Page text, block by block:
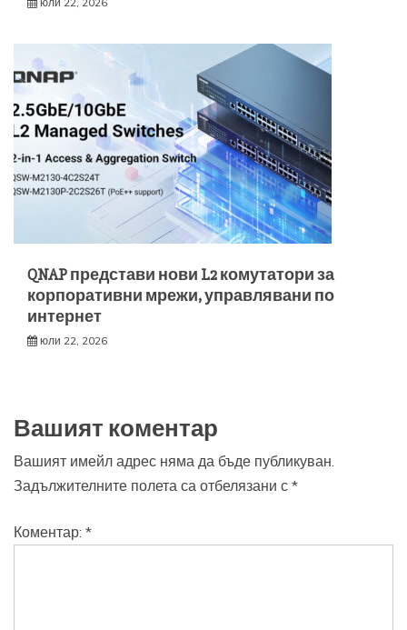
QNAP представи нови L2 комутатори за
корпоративни мрежи, управлявани по
интернет
юли 22, 2026
Вашият коментар
Вашият имейл адрес няма да бъде публикуван.
Задължителните полета са отбелязани с *
Коментар: *